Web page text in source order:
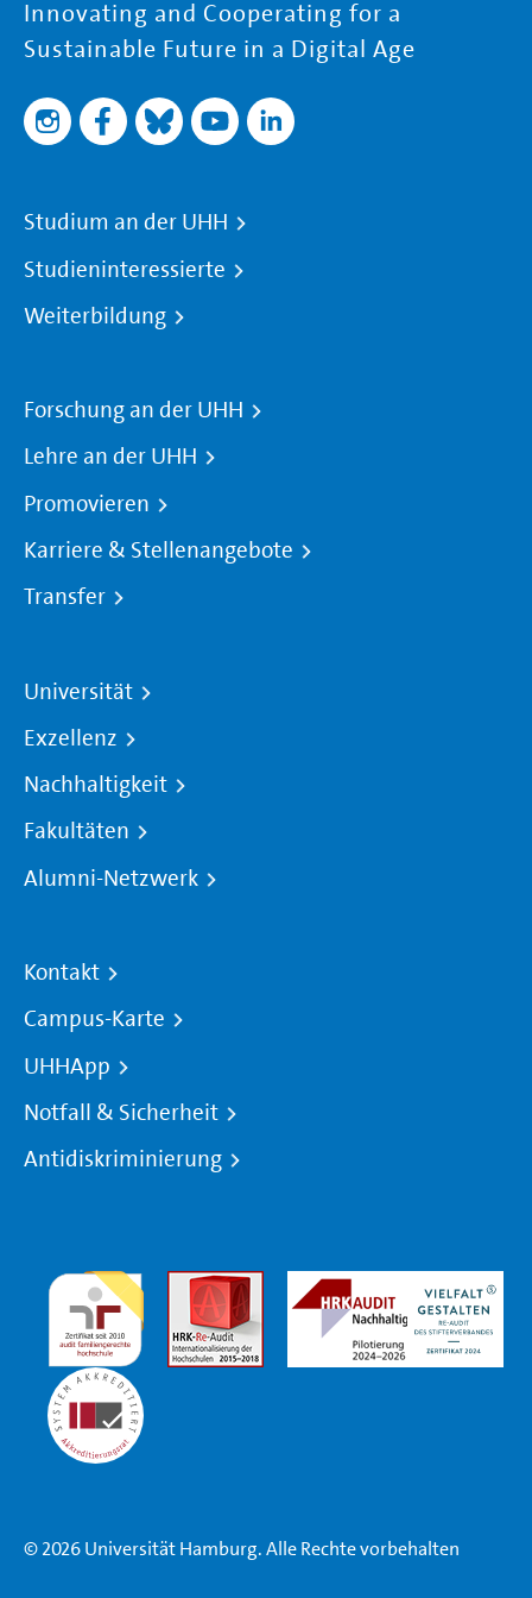
Innovating and Cooperating for a
Sustainable Future in a Digital Age
Studium an der UHH
Studieninteressierte
Weiterbildung
Forschung an der UHH
Lehre an der UHH
Promovieren
Karriere & Stellenangebote
Transfer
Universität
Exzellenz
Nachhaltigkeit
Fakultäten
Alumni-Netzwerk
Kontakt
Campus-Karte
UHHApp
Notfall & Sicherheit
Antidiskriminierung
© 2026 Universität Hamburg. Alle Rechte vorbehalten